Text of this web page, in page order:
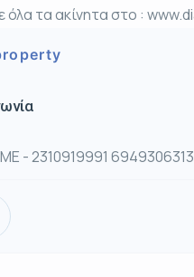
όλα τα ακίνητα στο :
- 2310919991